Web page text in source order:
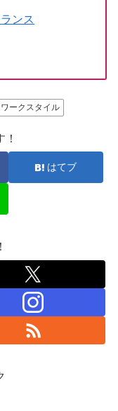
ンス
ワークスタイル
はてブ